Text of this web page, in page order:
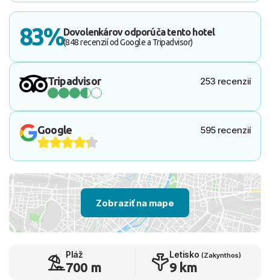
83%Dovolenkárov odporúča tento hotel
(848 recenzií od Google a Tripadvisor)
Tripadvisor 253 recenzií
Google 595 recenzií
Zobraziť na mape
Pláž
700 m
Letisko (Zakynthos)
9 km